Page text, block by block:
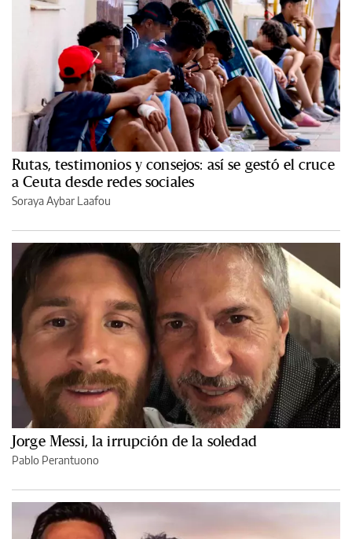
Rutas, testimonios y consejos: así se gestó el cruce
a Ceuta desde redes sociales
Soraya Aybar Laafou
Jorge Messi, la irrupción de la soledad
Pablo Perantuono